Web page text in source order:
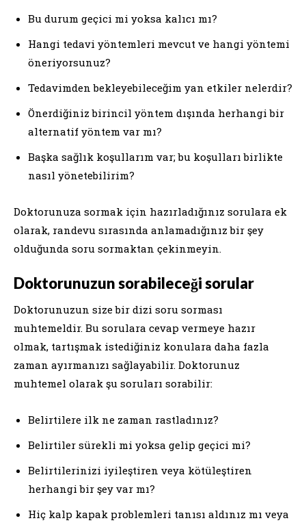
Bu durum geçici mi yoksa kalıcı mı?
Hangi tedavi yöntemleri mevcut ve hangi yöntemi
öneriyorsunuz?
Tedavimden bekleyebileceğim yan etkiler nelerdir?
Önerdiğiniz birincil yöntem dışında herhangi bir
alternatif yöntem var mı?
Başka sağlık koşullarım var; bu koşulları birlikte
nasıl yönetebilirim?
Doktorunuza sormak için hazırladığınız sorulara ek
olarak, randevu sırasında anlamadığınız bir şey
olduğunda soru sormaktan çekinmeyin.
Doktorunuzun sorabileceği sorular
Doktorunuzun size bir dizi soru sorması
muhtemeldir. Bu sorulara cevap vermeye hazır
olmak, tartışmak istediğiniz konulara daha fazla
zaman ayırmanızı sağlayabilir. Doktorunuz
muhtemel olarak şu soruları sorabilir:
Belirtilere ilk ne zaman rastladınız?
Belirtiler sürekli mi yoksa gelip geçici mi?
Belirtilerinizi iyileştiren veya kötüleştiren
herhangi bir şey var mı?
Hiç kalp kapak problemleri tanısı aldınız mı veya